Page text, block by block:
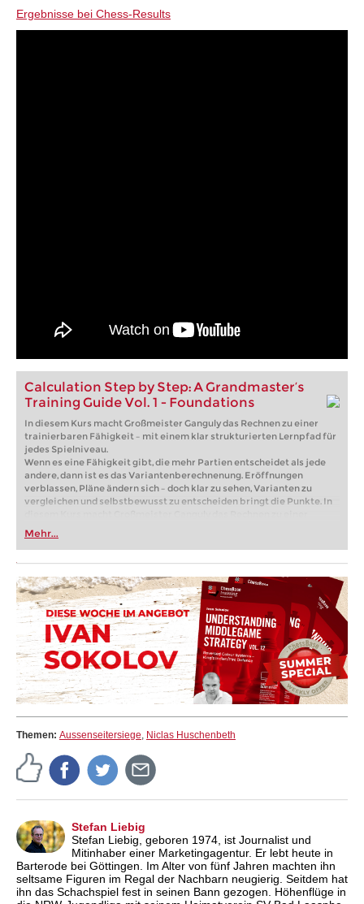
Ergebnisse bei Chess-Results
Calculation Step by Step: A Grandmaster’s
Training Guide Vol. 1 - Foundations
In diesem Kurs macht Großmeister Ganguly das Rechnen zu einer
trainierbaren Fähigkeit – mit einem klar strukturierten Lernpfad für
jedes Spielniveau.
Wenn es eine Fähigkeit gibt, die mehr Partien entscheidet als jede
andere, dann ist es das Variantenberechnenung. Eröffnungen
verblassen, Pläne ändern sich – doch klar zu sehen, Varianten zu
vergleichen und selbstbewusst zu entscheiden bringt die Punkte. In
trainierbaren Fähigkeit – mit einem klar strukturierten Lernpfad für
jedes Spielniveau. Sie werden nicht einfach nur Taktikaufgaben
lösen, sondern lernen, wie man denkt: Wo man beginnt, welche
Varianten man verfolgt, wann man aufhört – und wie man auch unter
Druck ein glasklares Bild der Stellung behält.
Free video sample: Introduction
Free video sample: Forcing moves
Mehr...
Themen: Aussenseitersiege Niclas Huschenbeth
Stefan Liebig
Stefan Liebig, geboren 1974, ist Journalist und
Mitinhaber einer Marketingagentur. Er lebt heute in
Barterode bei Göttingen. Im Alter von fünf Jahren machten ihn
seltsame Figuren im Regal der Nachbarn neugierig. Seitdem hat
ihn das Schachspiel fest in seinen Bann gezogen. Höhenflüge in